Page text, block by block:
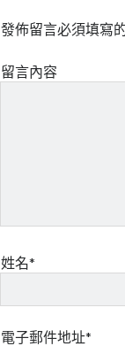
發佈留言必須填寫
留言內容
姓名*
電子郵件地址*